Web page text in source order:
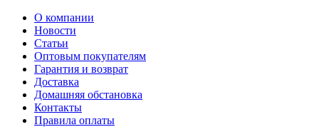
О компании
Новости
Статьи
Оптовым покупателям
Гарантия и возврат
Доставка
Домашняя обстановка
Контакты
Правила оплаты